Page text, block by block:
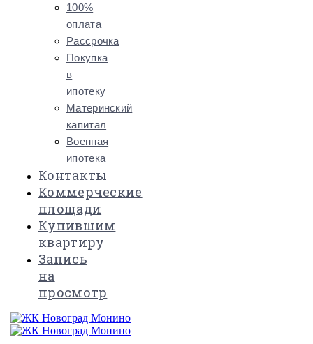
100%
оплата
Рассрочка
Покупка
в
ипотеку
Материнский
капитал
Военная
ипотека
Контакты
Коммерческие
площади
Купившим
квартиру
Запись
на
просмотр